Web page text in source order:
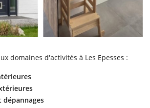
domaines d'activités à Les Epesses :
dépannages